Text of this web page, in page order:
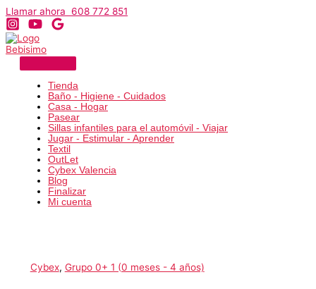
Ir
al
contenido
Llamar ahora 608 772 851
Tienda
Baño - Higiene - Cuidados
Casa - Hogar
Pasear
Sillas infantiles para el automóvil - Viajar
Jugar - Estimular - Aprender
Textil
OutLet
Cybex Valencia
Blog
Finalizar
Mi cuenta
Cybex, Grupo 0+ 1 (0 meses - 4 años)